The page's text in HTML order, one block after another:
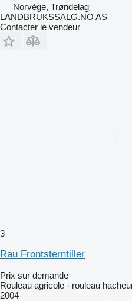
Norvège, Trøndelag
LANDBRUKSSALG.NO AS
Contacter le vendeur
3
Rau Frontsterntiller
Prix sur demande
Rouleau agricole - rouleau
2004